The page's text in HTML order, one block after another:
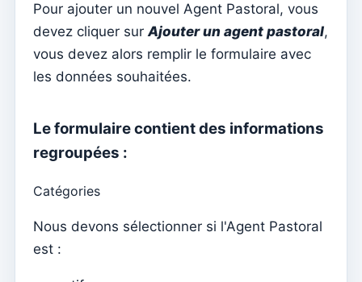
Catequese
Formulaires d'inscription à la catéchèse
Réveillon du Nouvel An
Transferts
Séances
Rapports
Liste des groupes/recherche
Pour ajouter un nouvel Agent Pastoral, vous
devez cliquer surAjouter un agent pastoral,
vous devez alors remplir le formulaire avec
les données souhaitées.
Le formulaire contient des informations
regroupées :
Catégories
Nous devons sélectionner si l'Agent Pastoral
est :